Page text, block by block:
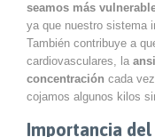
seamos más
ya que nuestro sistema
También contribuye a
cardiovasculares, la
concentración cada
cojamos algunos kilos
Importancia del